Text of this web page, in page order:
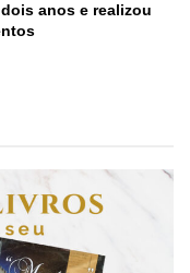
anos e realizou